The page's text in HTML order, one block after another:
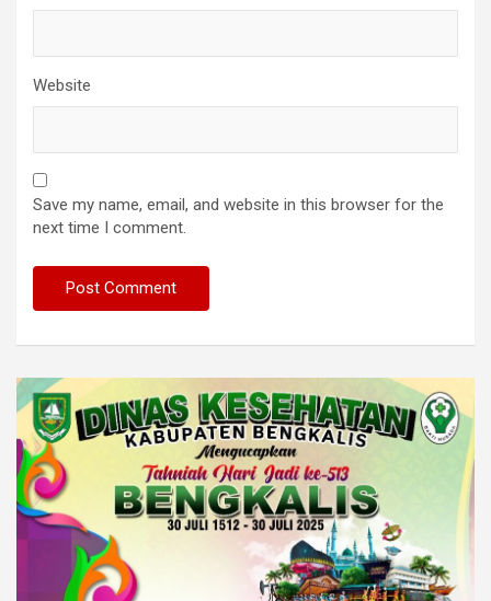
Website
Save my name, email, and website in this browser for the
next time I comment.